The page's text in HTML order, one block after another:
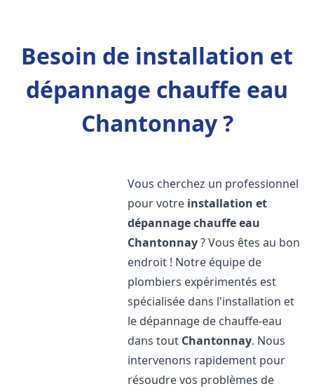
Besoin de installation et
dépannage chauffe eau
Chantonnay ?
Vous cherchez un professionnel
pour votre installation et
dépannage chauffe eau
Chantonnay? Vous êtes au bon
endroit ! Notre équipe de
plombiers expérimentés est
spécialisée dans l'installation et
le dépannage de chauffe-eau
dans tout Chantonnay. Nous
intervenons rapidement pour
résoudre vos problèmes de